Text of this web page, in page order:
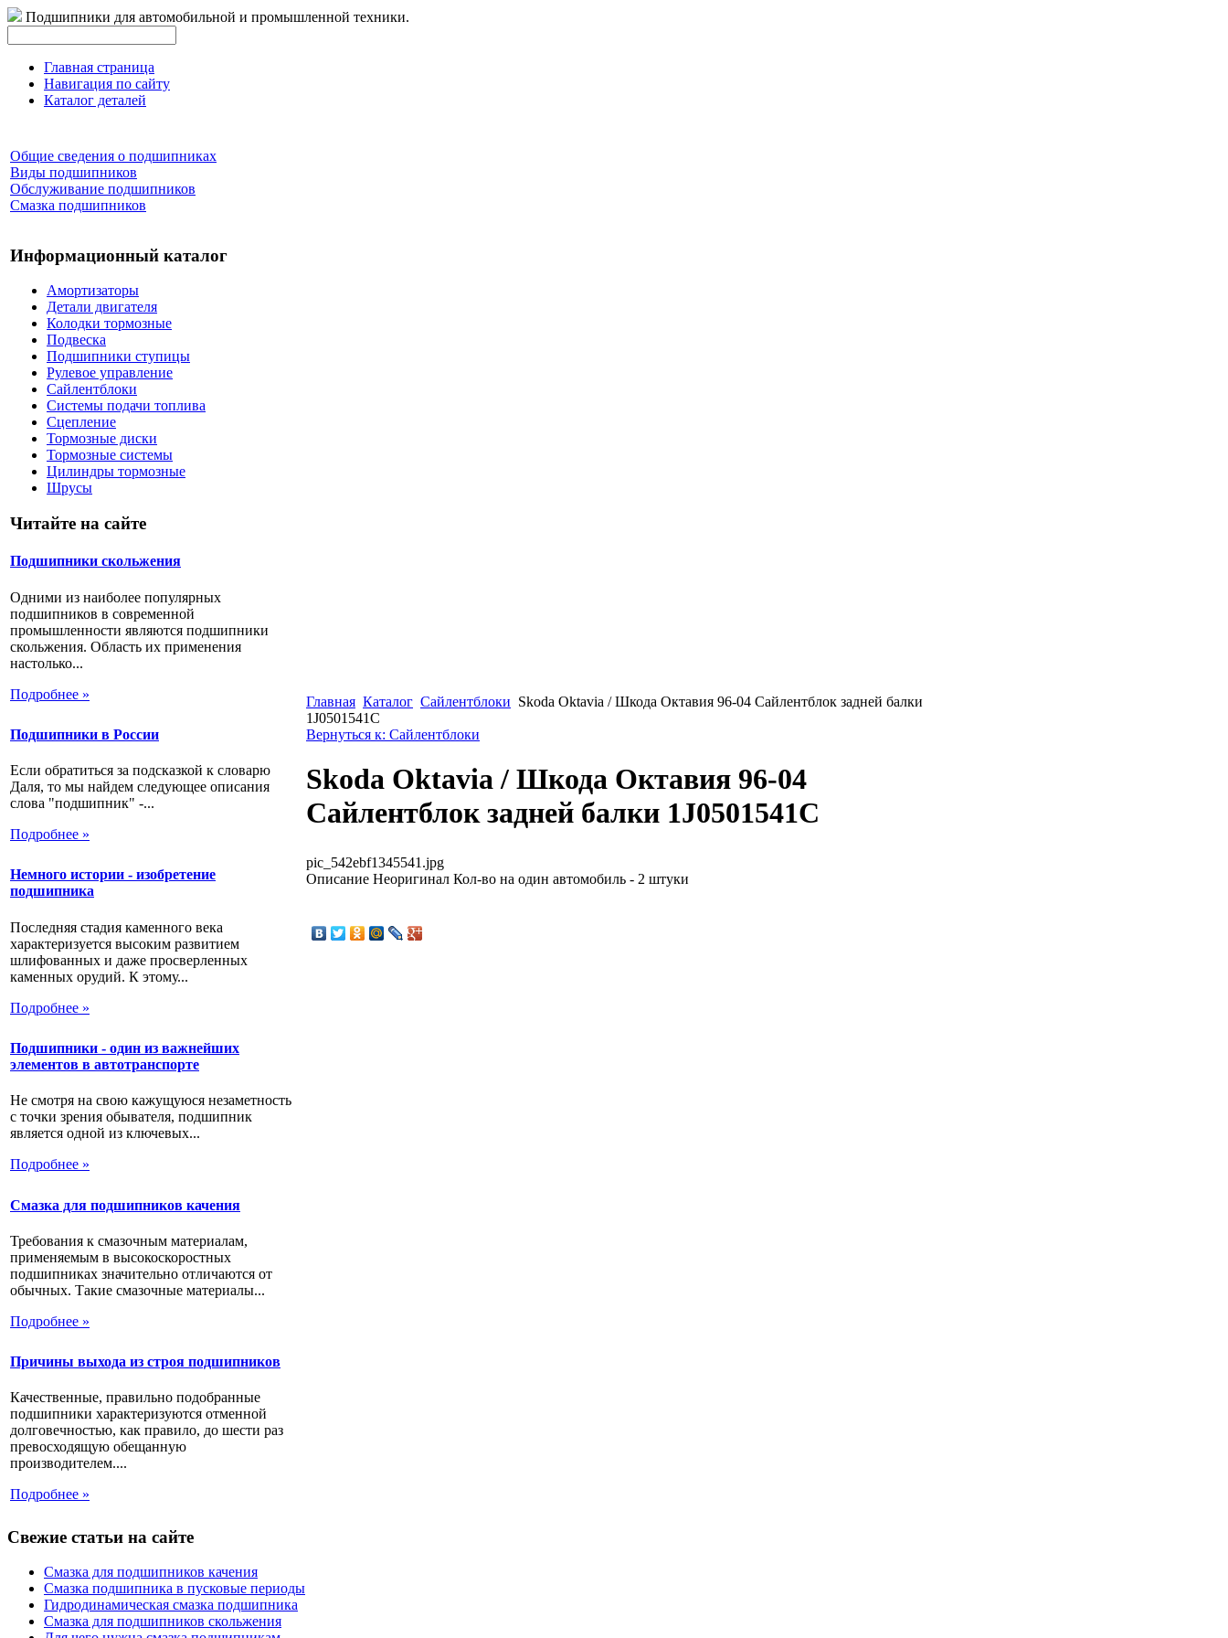
Подшипники для автомобильной и промышленной техники.
Главная страница
Навигация по сайту
Каталог деталей
Общие сведения о подшипниках
Виды подшипников
Обслуживание подшипников
Смазка подшипников
Информационный каталог
Амортизаторы
Детали двигателя
Колодки тормозные
Подвеска
Подшипники ступицы
Рулевое управление
Сайлентблоки
Системы подачи топлива
Сцепление
Тормозные диски
Тормозные системы
Цилиндры тормозные
Шрусы
Читайте на сайте
Подшипники скольжения
Одними из наиболее популярных
подшипников в современной
промышленности являются подшипники
скольжения. Область их применения
настолько...
Подробнее »
Подшипники в России
Если обратиться за подсказкой к словарю
Даля, то мы найдем следующее описания
слова "подшипник" -...
Подробнее »
Немного истории - изобретение
подшипника
Последняя стадия каменного века
характеризуется высоким развитием
шлифованных и даже просверленных
каменных орудий. К этому...
Подробнее »
Подшипники - один из важнейших
элементов в автотранспорте
Не смотря на свою кажущуюся незаметность
с точки зрения обывателя, подшипник
является одной из ключевых...
Подробнее »
Смазка для подшипников качения
Требования к смазочным материалам,
применяемым в высокоскоростных
подшипниках значительно отличаются от
обычных. Такие смазочные материалы...
Подробнее »
Причины выхода из строя подшипников
Качественные, правильно подобранные
подшипники характеризуются отменной
долговечностью, как правило, до шести раз
превосходящую обещанную
производителем....
Подробнее »
Главная Каталог Сайлентблоки Skoda Oktavia / Шкода Октавия 96-04 Сайлентблок задней балки
1J0501541C
Вернуться к: Сайлентблоки
Skoda Oktavia / Шкода Октавия 96-04
Сайлентблок задней балки 1J0501541C
pic_542ebf1345541.jpg
Описание Неоригинал Кол-во на один автомобиль - 2 штуки
Свежие статьи на сайте
Смазка для подшипников качения
Смазка подшипника в пусковые периоды
Гидродинамическая смазка подшипника
Смазка для подшипников скольжения